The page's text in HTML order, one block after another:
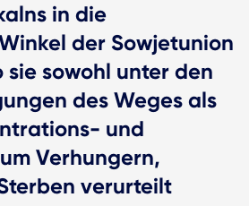
in die
der Sowjetunion
sowohl unter den
des Weges als
und
Verhungern,
verurteilt